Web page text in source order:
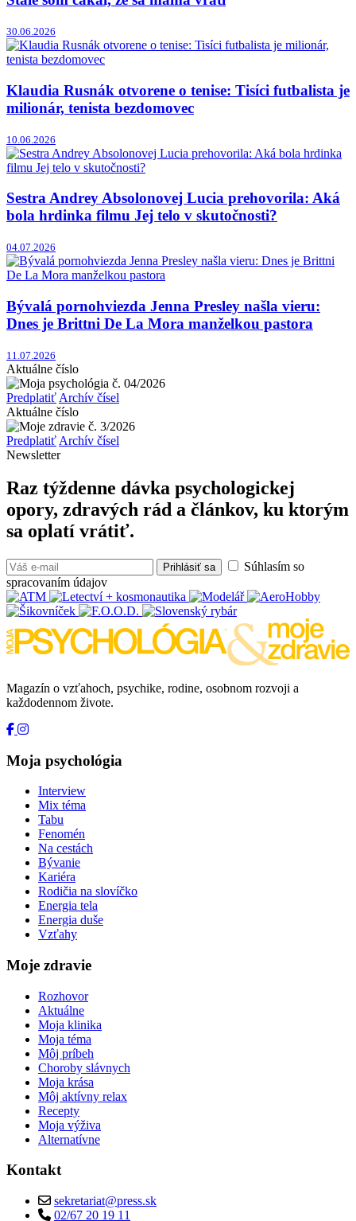
30.06.2026
Klaudia Rusnák otvorene o tenise: Tisíci futbalista je
milionár, tenista bezdomovec
10.06.2026
Sestra Andrey Absolonovej Lucia prehovorila: Aká
bola hrdinka filmu Jej telo v skutočnosti?
04.07.2026
Bývalá pornohviezda Jenna Presley našla vieru:
Dnes je Brittni De La Mora manželkou pastora
11.07.2026
Aktuálne číslo
Predplatiť Archív čísel
Aktuálne číslo
Predplatiť Archív čísel
Newsletter
Raz týždenne dávka psychologickej
opory, zdravých rád a článkov, ku ktorým
sa oplatí vrátiť.
Prihlásiť sa
Súhlasím so
spracovaním údajov
Magazín o vzťahoch, psychike, rodine, osobnom rozvoji a
každodennom živote.
Moja psychológia
Interview
Mix téma
Tabu
Fenomén
Na cestách
Bývanie
Kariéra
Rodičia na slovíčko
Energia tela
Energia duše
Vzťahy
Moje zdravie
Rozhovor
Aktuálne
Moja klinika
Moja téma
Môj príbeh
Choroby slávnych
Moja krása
Môj aktívny relax
Recepty
Moja výživa
Alternatívne
Kontakt
sekretariat@press.sk
02/67 20 19 11